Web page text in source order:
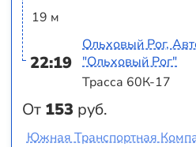
19 м
22:19
От 153 руб.
Ольховый Рог,
"Ольховый Рог"
Трасса 60К-17
Южная Транспортная